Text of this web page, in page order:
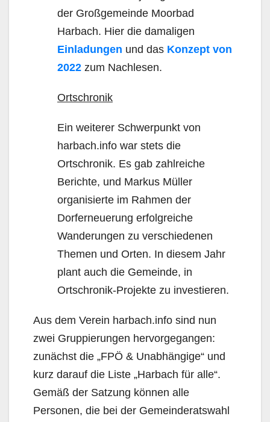
der Großgemeinde Moorbad
Harbach. Hier die damaligen
Einladungen und das Konzept von
2022 zum Nachlesen.
Ortschronik
Ein weiterer Schwerpunkt von
harbach.info war stets die
Ortschronik. Es gab zahlreiche
Berichte, und Markus Müller
organisierte im Rahmen der
Dorferneuerung erfolgreiche
Wanderungen zu verschiedenen
Themen und Orten. In diesem Jahr
plant auch die Gemeinde, in
Ortschronik-Projekte zu investieren.
Aus dem Verein harbach.info sind nun
zwei Gruppierungen hervorgegangen:
zunächst die „FPÖ & Unabhängige“ und
kurz darauf die Liste „Harbach für alle“.
Gemäß der Satzung können alle
Personen, die bei der Gemeinderatswahl